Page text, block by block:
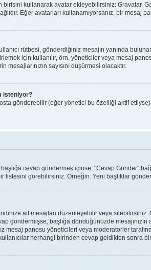
birisini kullanarak avatar ekleyebilirsiniz: Gravatar,
Eğer avatarları kullanamıyorsanız, bir mesaj
rütbesi, gönderdiğiniz mesajın yanında
için kullanılır, örn. yöneticiler veya mesaj
sayısını düşürmesi olacaktır.
isteniyor?
gönderebilir (eğer yönetici bu özelliği aktif
cevap göndermek içinse, "Cevap Gönder"
listesini görebilirsiniz. Örneğin: Yeni başlıklar
ait mesajları düzenleyebilir veya silebilirsiniz.
göndermişse, başlığa döndüğünüzde
mesaj panosu yöneticileri veya moderatörler
herhangi birinden cevap geldikten sonra